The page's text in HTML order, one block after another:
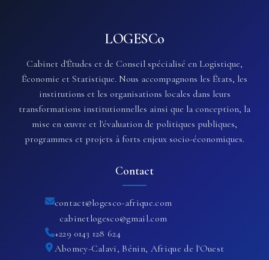
LOGESCo
Cabinet d'Études et de Conseil spécialisé en Logistique,
Économie et Statistique. Nous accompagnons les États, les
institutions et les organisations locales dans leurs
transformations institutionnelles ainsi que la conception, la
mise en œuvre et l'évaluation de politiques publiques,
programmes et projets à forts enjeux socio-économiques.
Contact
contact@logesco-afrique.com
cabinetlogesco@gmail.com
+229 0143 128 624
Abomey-Calavi, Bénin, Afrique de l'Ouest